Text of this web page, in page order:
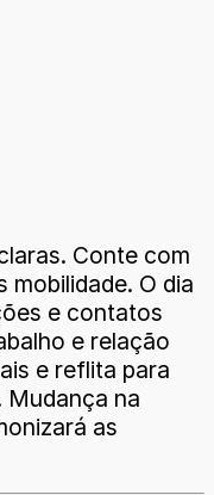
Conte com
mobilidade. O dia
e contatos
e relação
e reflita para
na
as